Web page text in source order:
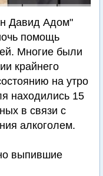
Давид Адом"
помощь
Многие были
крайнего
на утро
находились 15
в связи с
алкоголем.
выпившие